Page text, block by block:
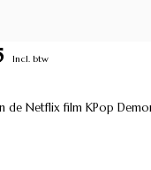
Incl. btw
de Netflix film KPop